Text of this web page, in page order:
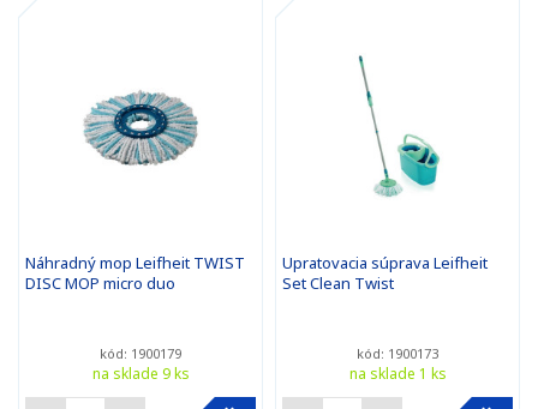
Náhradný mop Leifheit TWIST
DISC MOP micro duo
kód: 1900179
na sklade 9 ks
Upratovacia súprava Leifheit
Set Clean Twist
kód: 1900173
na sklade 1 ks